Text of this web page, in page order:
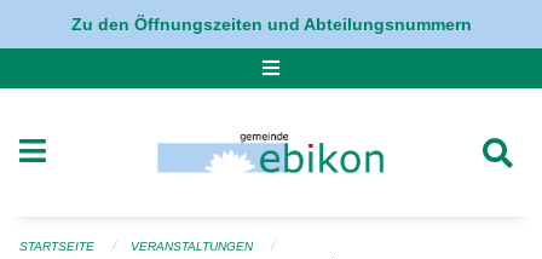
Navigation überspringen
Zu den Öffnungszeiten und Abteilungsnummern
STARTSEITE
VERANSTALTUNGEN